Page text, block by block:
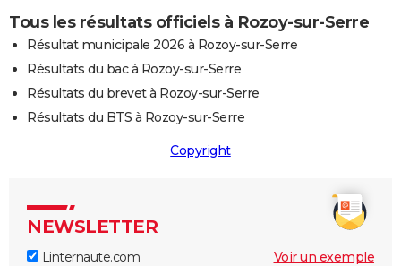
Tous les résultats officiels à Rozoy-sur-Serre
Résultat municipale 2026 à Rozoy-sur-Serre
Résultats du bac à Rozoy-sur-Serre
Résultats du brevet à Rozoy-sur-Serre
Résultats du BTS à Rozoy-sur-Serre
Copyright
NEWSLETTER
Linternaute.com Voir un exemple